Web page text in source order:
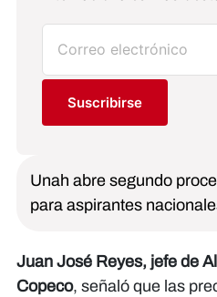
Suscribirse
Unah abre segundo
para aspirantes
Juan José Reyes, jefe de
Copeco, señaló que las